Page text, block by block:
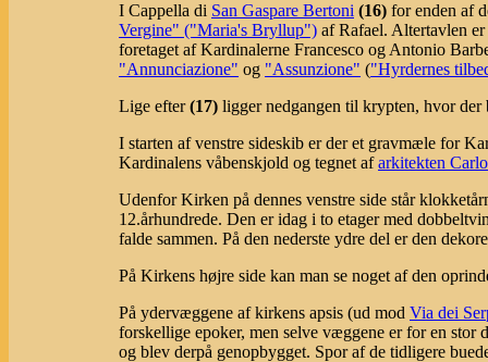
I Cappella di San Gaspare Bertoni (16) for enden af
Vergine" ("Maria's Bryllup") af Rafael. Altertavlen
foretaget af Kardinalerne Francesco og Antonio
"Annunciazione" og "Assunzione" ("Hyrdernes
Lige efter(17) ligger nedgangen til krypten, hvor
I starten af venstre sideskib er der et gravmæle for
Kardinalens våbenskjold og tegnet afarkitekten
Udenfor Kirken på dennes venstre side står
12.århundrede. Den er idag i to etager med
falde sammen. På den nederste ydre del er den
På Kirkens højre side kan man se noget af den
På ydervæggene af kirkens apsis (ud mod Via dei
forskellige epoker, men selve væggene er for en stor
og blev derpå genopbygget. Spor af de tidligere